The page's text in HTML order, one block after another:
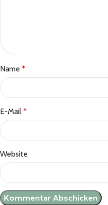
Name *
E-Mail *
Website